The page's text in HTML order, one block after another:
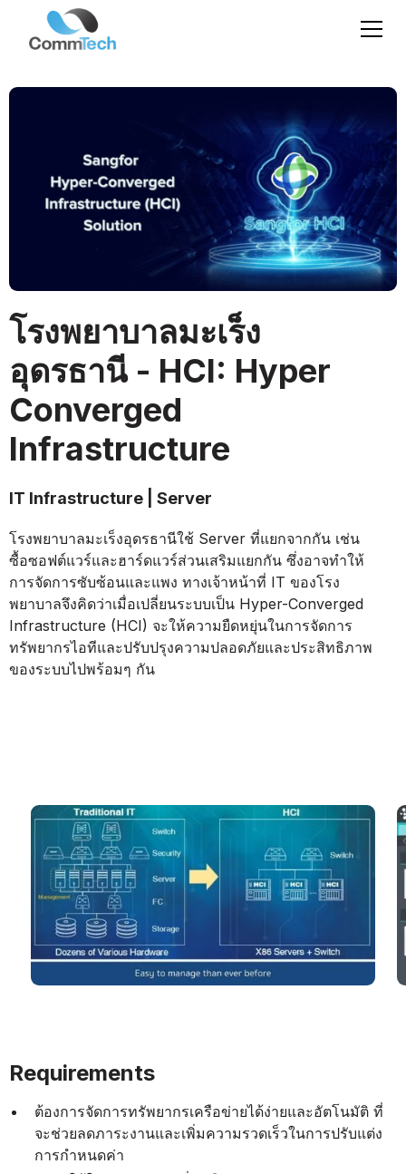
โรงพยาบาลมะเร็ง
อุดรธานี - HCI: Hyper
Converged
Infrastructure
IT Infrastructure | Server
โรงพยาบาลมะเร็งอุดรธานีใช้ Server ที่แยกจากกัน เช่น
ซื้อซอฟต์แวร์และฮาร์ดแวร์ส่วนเสริมแยกกัน ซึ่งอาจทำให้
การจัดการซับซ้อนและแพง ทางเจ้าหน้าที่ IT ของโรง
พยาบาลจึงคิดว่าเมื่อเปลี่ยนระบบเป็น Hyper-Converged
Infrastructure (HCI) จะให้ความยืดหยุ่นในการจัดการ
ทรัพยากรไอทีและปรับปรุงความปลอดภัยและประสิทธิภาพ
ของระบบไปพร้อมๆ กัน
Requirements
ต้องการจัดการทรัพยากรเครือข่ายได้ง่ายและอัตโนมัติ ที่
จะช่วยลดภาระงานและเพิ่มความรวดเร็วในการปรับแต่ง
การกำหนดค่า